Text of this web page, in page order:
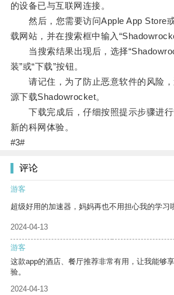
的设备已与互联网连接。
然后，您需要访问Apple App Store
载网站，并在搜索框中输入
当搜索结果出现后，选择
装”或“下载”按钮。
请记住，为了防止恶意软件的风险，
源下载Shadowrocket。
下载完成后，仔细按照提示步骤进行
新的科网体验。
#3#
评论
游客
超级好用的加速器，妈妈再也不用担心我的学习
2024-04-13
游客
这款app的酒店、餐厅推荐非常有用，让我能够
验。
2024-04-13